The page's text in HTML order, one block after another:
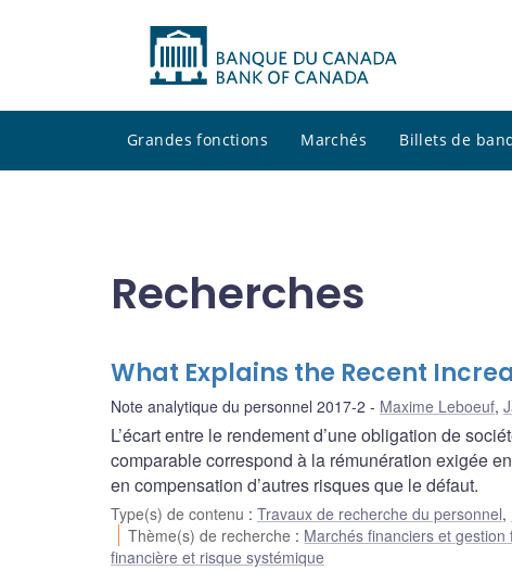
Grandes fonctions Marchés Billets de
Recherches
What Explains the Recent
Note analytique du personnel 2017-2 Maxime Leboeuf,
L’écart entre le rendement d’une obligation de
comparable correspond à la rémunération exigée
en compensation d’autres risques que le défaut.
Type(s) de contenu : Travaux de recherche du personnel,
Thème(s) de recherche : Marchés financiers et gestion
financière et risque systémique